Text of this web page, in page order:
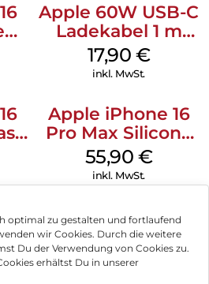
optimal zu gestalten und fortlaufend
wir Cookies. Durch die weitere
Du der Verwendung von Cookies zu.
erhältst Du in unserer
Apple 60W USB-C
Ladekabel 1 m
Weiß
17,90 €
inkl. MwSt.
Apple iPhone 16
Pro Max Silicone
Case MagSafe
Stone Gray
55,90 €
inkl. MwSt.